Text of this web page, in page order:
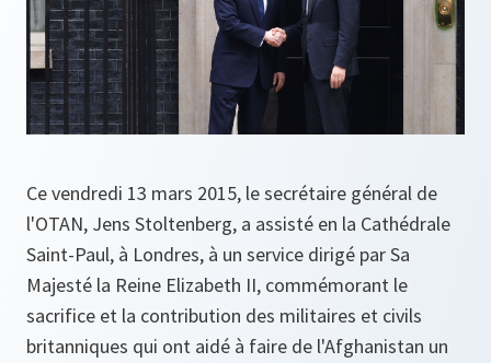
Ce vendredi 13 mars 2015, le secrétaire général de
l'OTAN, Jens Stoltenberg, a assisté en la Cathédrale
Saint-Paul, à Londres, à un service dirigé par Sa
Majesté la Reine Elizabeth II, commémorant le
sacrifice et la contribution des militaires et civils
britanniques qui ont aidé à faire de l'Afghanistan un